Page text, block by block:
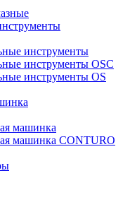
инструменты
инструменты OSC
инструменты OS
машинка
машинка CONTURO